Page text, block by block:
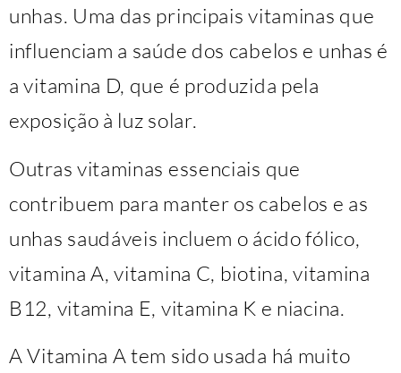
unhas. Uma das principais vitaminas que
influenciam a saúde dos cabelos e unhas é
a vitamina D, que é produzida pela
exposição à luz solar.
Outras vitaminas essenciais que
contribuem para manter os cabelos e as
unhas saudáveis ​​incluem o ácido fólico,
vitamina A, vitamina C, biotina, vitamina
B12, vitamina E, vitamina K e niacina.
A Vitamina A tem sido usada há muito